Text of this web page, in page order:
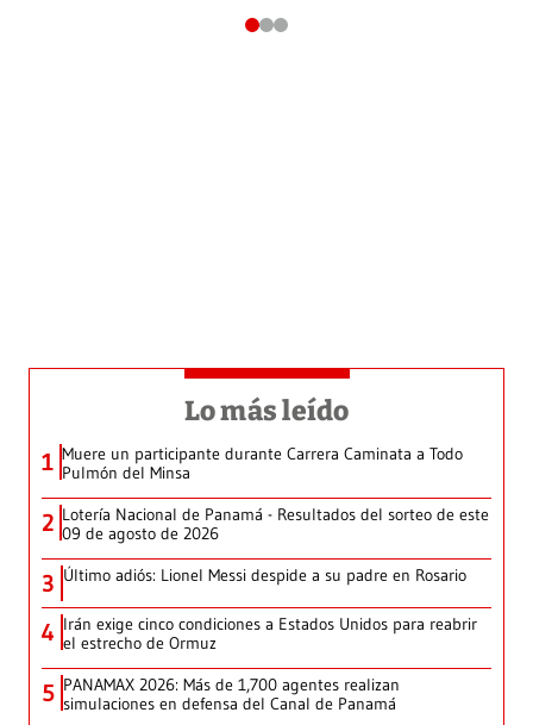
Lo más leído
1 Muere un participante durante Carrera Caminata a Todo
Pulmón del Minsa
2 Lotería Nacional de Panamá - Resultados del sorteo de este
09 de agosto de 2026
3 Último adiós: Lionel Messi despide a su padre en Rosario
4 Irán exige cinco condiciones a Estados Unidos para reabrir
el estrecho de Ormuz
5 PANAMAX 2026: Más de 1,700 agentes realizan
simulaciones en defensa del Canal de Panamá